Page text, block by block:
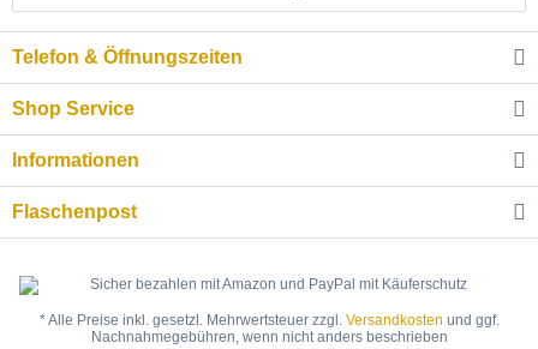
Telefon & Öffnungszeiten
Shop Service
Informationen
Flaschenpost
* Alle Preise inkl. gesetzl. Mehrwertsteuer zzgl. Versandkosten und ggf.
Nachnahmegebühren, wenn nicht anders beschrieben